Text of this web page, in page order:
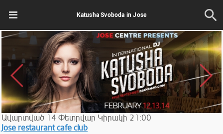
Katusha Svoboda in Jose
Ավարտված 14 Փետրվար Կիրակի 21:00
Jose restaurant cafe club